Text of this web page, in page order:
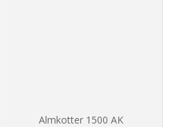
Almkotter 1500 AK